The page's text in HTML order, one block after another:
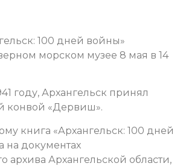
100 дней войны»
морском музее 8 мая в 14
году, Архангельск принял
конвой «Дервиш».
книга «Архангельск: 100 дней
на документах
архива Архангельской области,